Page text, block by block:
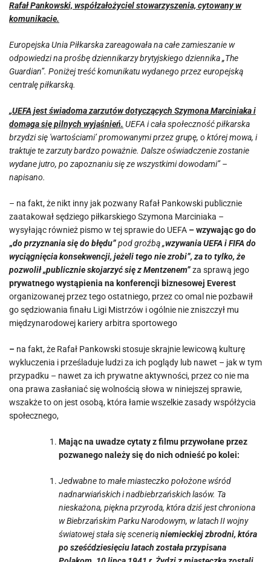
Rafał Pankowski, współzałożyciel stowarzyszenia, cytowany w
komunikacie.
Europejska Unia Piłkarska zareagowała na całe zamieszanie w
odpowiedzi na prośbę dziennikarzy brytyjskiego dziennika „The
Guardian”. Poniżej treść komunikatu wydanego przez europejską
centralę piłkarską.
„UEFA jest świadoma zarzutów dotyczących Szymona Marciniaka i
domaga się pilnych wyjaśnień. UEFA i cała społeczność piłkarska
brzydzi się 'wartościami’ promowanymi przez grupę, o której mowa, i
traktuje te zarzuty bardzo poważnie. Dalsze oświadczenie zostanie
wydane jutro, po zapoznaniu się ze wszystkimi dowodami” –
napisano.
– na fakt, że nikt inny jak pozwany Rafał Pankowski publicznie
zaatakował sędziego piłkarskiego Szymona Marciniaka –
wysyłając również pismo w tej sprawie do UEFA – wzywając go do
„do przyznania się do błędu”pod groźbą „wzywania UEFA i FIFA do
wyciągnięcia konsekwencji, jeżeli tego nie zrobi”, za to tylko, że
pozwolił „publicznie skojarzyć się z Mentzenem”za sprawą jego
prywatnego wystąpienia na konferencji biznesowej Everest
organizowanej przez tego ostatniego, przez co omal nie pozbawił
go sędziowania finału Ligi Mistrzów i ogólnie nie zniszczył mu
międzynarodowej kariery arbitra sportowego
– na fakt, że Rafał Pankowski stosuje skrajnie lewicową kulturę
wykluczenia i prześladuje ludzi za ich poglądy lub nawet – jak w tym
przypadku – nawet za ich prywatne aktywności, przez co nie ma
ona prawa zasłaniać się wolnością słowa w niniejszej sprawie,
wszakże to on jest osobą, która łamie wszelkie zasady współżycia
społecznego,
Mając na uwadze cytaty z filmu przywołane przez
pozwanego należy się do nich odnieść po kolei:
Jedwabne to małe miasteczko położone wśród
nadnarwiańskich i nadbiebrzańskich lasów. Ta
nieskażona, piękna przyroda, która dziś jest chroniona
w Biebrzańskim Parku Narodowym, w latach II wojny
światowej stała się sceneriąniemieckiej zbrodni, która
po sześćdziesięciu latach została przypisana